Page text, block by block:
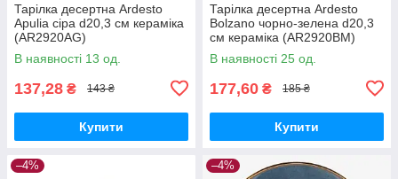
Тарілка десертна Ardesto
Apulia сіра d20,3 см кераміка
(AR2920AG)
В наявності 13 од.
137,28 ₴ 143 ₴
Купити
Тарілка десертна Ardesto
Bolzano чорно-зелена d20,3
см кераміка (AR2920BM)
В наявності 25 од.
177,60 ₴ 185 ₴
Купити
–4% –4%